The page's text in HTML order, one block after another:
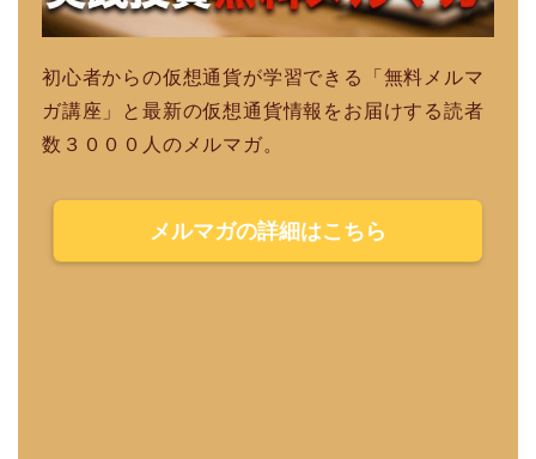
初心者からの仮想通貨が学習できる「無料メルマ
ガ講座」と最新の仮想通貨情報をお届けする読者
数３０００人のメルマガ。
メルマガの詳細はこちら